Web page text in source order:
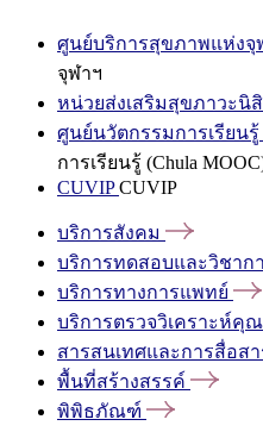
ศูนย์บริการสุขภาพแห่งจุ
จุฬาฯ
หน่วยส่งเสริมสุขภาวะนิ
ศูนย์นวัตกรรมการเรียนรู้
การเรียนรู้ (Chula
CUVIPCUVIP
บริการสังคม
บริการทดสอบและวิชาก
บริการทางการแพทย์
บริการตรวจวิเคราะห์คุ
สารสนเทศและการสื่อสา
พื้นที่สร้างสรรค์
พิพิธภัณฑ์